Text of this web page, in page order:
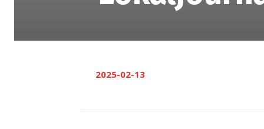
2025-02-13